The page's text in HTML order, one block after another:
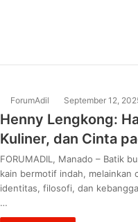
ForumAdil September 12,
Henny Lengkong:
Kuliner, dan Cinta
FORUMADIL, Manado – Batik
kain bermotif indah, melainkan
identitas, filosofi, dan
…